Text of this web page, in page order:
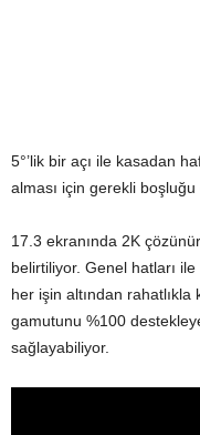
5°’lik bir açı ile kasadan
alması için gerekli
17.3 ekranında 2K
belirtiliyor. Genel hatları
her işin altından
gamutunu %100
sağlayabiliyor.